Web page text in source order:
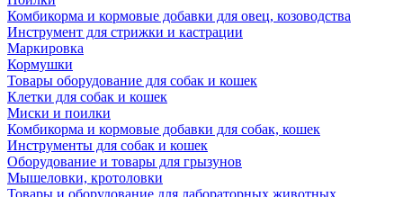
Комбикорма и кормовые добавки для овец, козоводства
Инструмент для стрижки и кастрации
Маркировка
Кормушки
Товары оборудование для собак и кошек
Клетки для собак и кошек
Миски и поилки
Комбикорма и кормовые добавки для собак, кошек
Инструменты для собак и кошек
Оборудование и товары для грызунов
Мышеловки, кротоловки
Товары и оборудование для лабораторных животных